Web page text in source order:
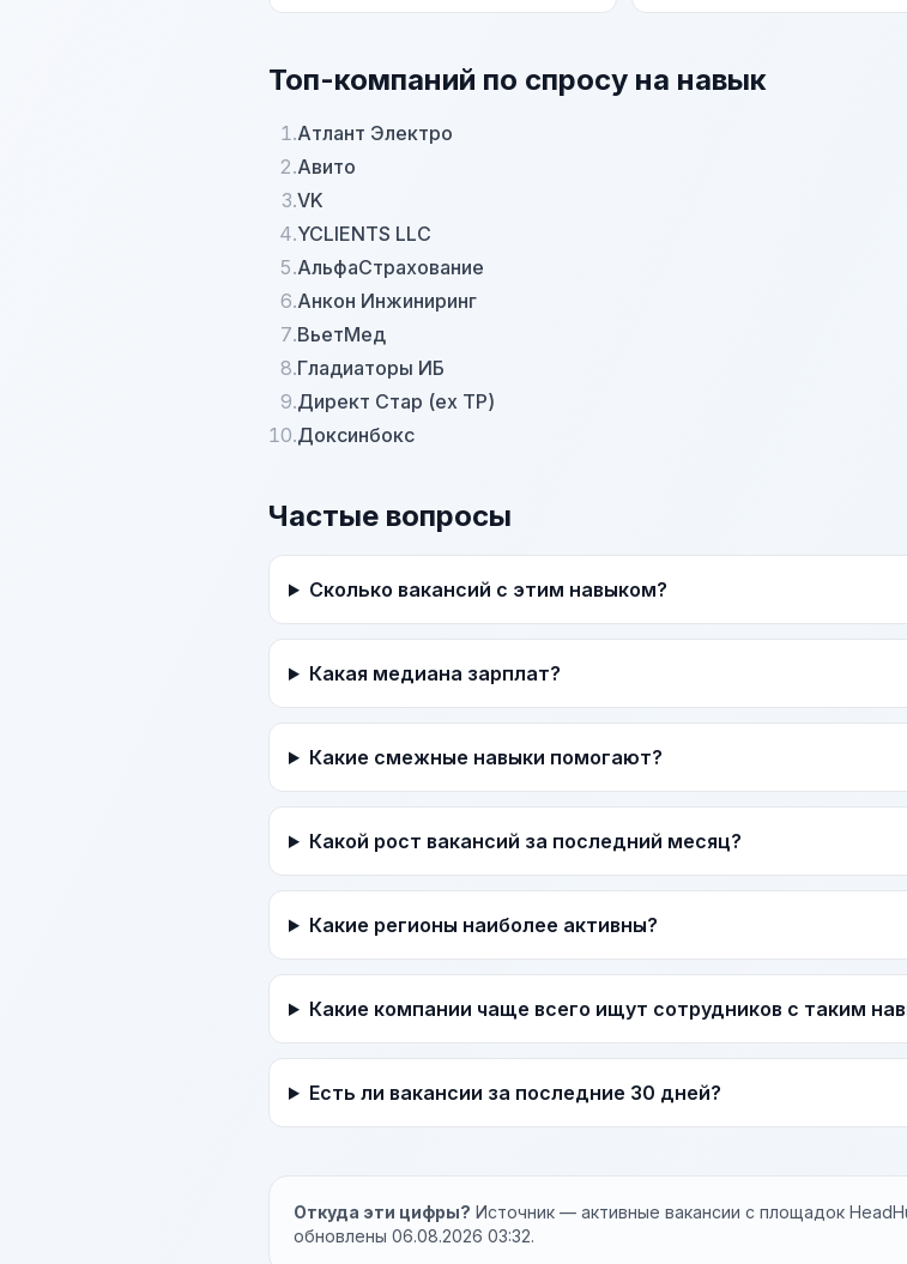
Топ-компаний по спросу на навык
1.Атлант Электро
2.Авито
3.VK
4.YCLIENTS LLC
5.АльфаСтрахование
6.Анкон Инжиниринг
7.ВьетМед
8.Гладиаторы ИБ
9.Директ Стар (ex TP)
10.Доксинбокс
Частые вопросы
Сколько вакансий с этим навыком?
Какая медиана зарплат?
Какие смежные навыки помогают?
Какой рост вакансий за последний месяц?
Какие регионы наиболее активны?
Какие компании чаще всего ищут сотрудников с таким
Есть ли вакансии за последние 30 дней?
Откуда эти цифры? Источник — активные вакансии с площадок
обновлены 06.08.2026 03:32.